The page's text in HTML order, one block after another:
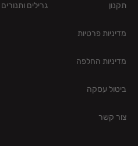
תקנון
מדיניות פרטיות
מדיניות החלפה
ביטול עסקה
צור קשר
גרילים ותנורים